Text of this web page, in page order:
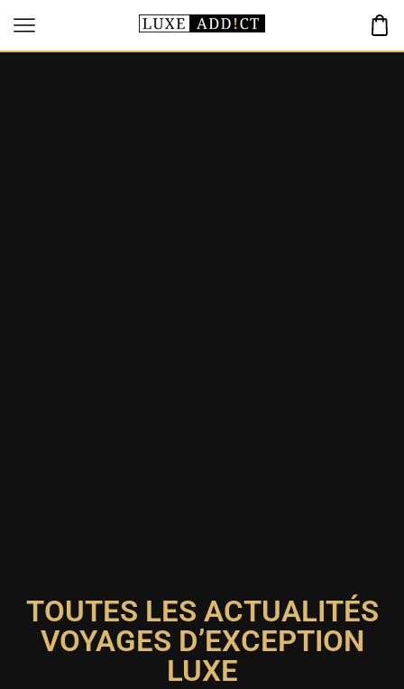
TOUTES LES ACTUALITÉS
VOYAGES D’EXCEPTION
LUXE